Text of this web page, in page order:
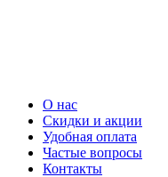
О нас
Скидки и акции
Удобная оплата
Частые вопросы
Контакты